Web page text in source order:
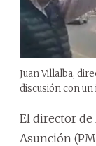
Juan Villalba,
discusión con
El director de
Asunción